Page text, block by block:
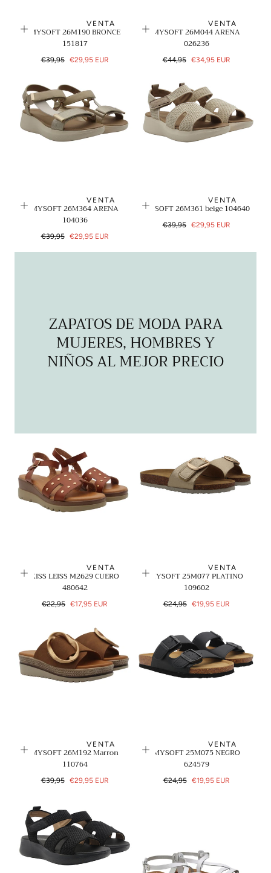
N
:
VENTA
MYSOFT 26M190 BRONCE
151817
Precio
€39,95
Precio
€29,95 EUR
VENTA
MYSOFT 26M044 ARENA
026236
Precio
€44,95
Precio
€34,95 EUR
VENTA
MYSOFT 26M364 ARENA
104036
Precio
€39,95
Precio
€29,95 EUR
VENTA
MYSOFT 26M361 beige 104640
Precio
€39,95
Precio
€29,95 EUR
ZAPATOS DE MODA PARA
MUJERES, HOMBRES Y
NIÑOS AL MEJOR PRECIO
VENTA
KISS LEISS M2629 CUERO
480642
Precio
€22,95 Precio
€17,95 EUR
VENTA
MYSOFT 25M077 PLATINO
109602
Precio
€24,95
Precio
€19,95 EUR
VENTA
MYSOFT 26M192 Marron
110764
Precio
€39,95
Precio
€29,95 EUR
VENTA
MYSOFT 25M075 NEGRO
624579
Precio
€24,95
Precio
€19,95 EUR